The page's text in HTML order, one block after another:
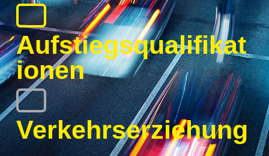
Aufstiegsqualifikat
ionen
Verkehrserziehung